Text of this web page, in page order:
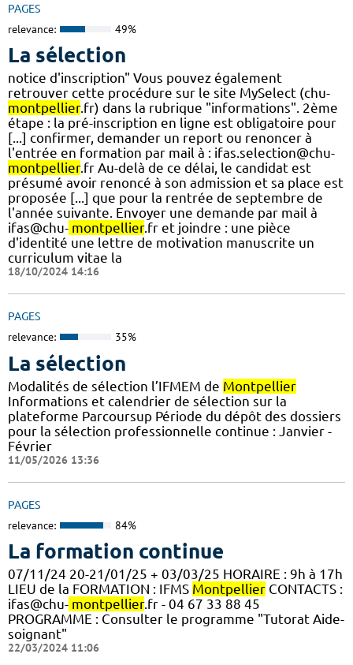
PAGES
relevance: 49%
La sélection
notice d'inscription" Vous pouvez également
retrouver cette procédure sur le site MySelect (chu-
montpellier.fr) dans la rubrique "informations". 2ème
étape : la pré-inscription en ligne est obligatoire pour
[...] confirmer, demander un report ou renoncer à
l'entrée en formation par mail à : ifas.selection@chu-
montpellier.fr Au-delà de ce délai, le candidat est
présumé avoir renoncé à son admission et sa place est
proposée [...] que pour la rentrée de septembre de
l'année suivante. Envoyer une demande par mail à
ifas@chu- montpellier.fr et joindre : une pièce
d'identité une lettre de motivation manuscrite un
curriculum vitae la
18/10/2024 14:16
PAGES
relevance: 35%
La sélection
Modalités de sélection l’IFMEM de Montpellier
Informations et calendrier de sélection sur la
plateforme Parcoursup Période du dépôt des dossiers
pour la sélection professionnelle continue : Janvier -
Février
11/05/2026 13:36
PAGES
relevance: 84%
La formation continue
07/11/24 20-21/01/25 + 03/03/25 HORAIRE : 9h à 17h
LIEU de la FORMATION : IFMS Montpellier CONTACTS :
ifas@chu- montpellier.fr - 04 67 33 88 45
PROGRAMME : Consulter le programme "Tutorat Aide-
soignant"
22/03/2024 11:06